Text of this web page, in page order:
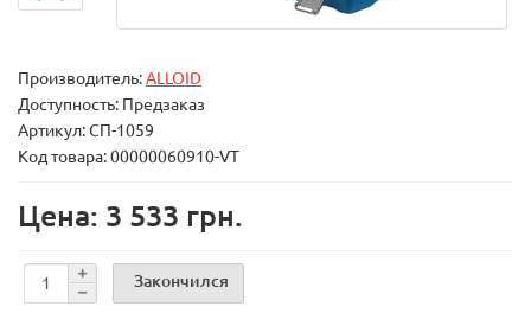
Производитель:ALLOID
Доступность: Предзаказ
Артикул: СП-1059
Код товара: 00000060910-VT
Цена: 3 533 грн.
Закончился